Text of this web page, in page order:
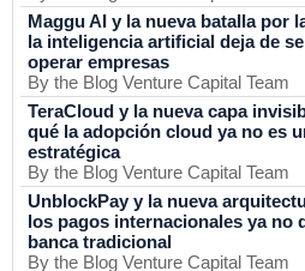
Maggu AI y la nueva batalla por
la inteligencia artificial deja de
operar empresas
By the Blog Venture Capital Team
TeraCloud y la nueva capa
qué la adopción cloud ya no es
estratégica
By the Blog Venture Capital Team
UnblockPay y la nueva
los pagos internacionales ya no
banca tradicional
By the Blog Venture Capital Team